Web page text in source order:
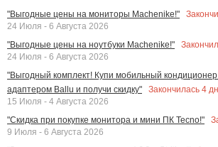
"Выгодные цены на мониторы Machenike!"
24 Июля - 6 Августа 2026
"Выгодные цены на ноутбуки Machenike!"
24 Июля - 6 Августа 2026
"Выгодный комплект! Купи мобильный
адаптером Ballu и получи скидку"
Закончилась 4
15 Июля - 4 Августа 2026
"Скидка при покупке монитора и мини ПК Tecno!"
9 Июля - 6 Августа 2026